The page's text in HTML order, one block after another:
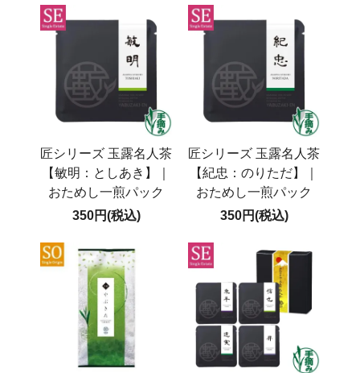
匠シリーズ 玉露名人茶
【敏明：としあき】｜
おためし一煎パック
350円(税込)
匠シリーズ 玉露名人茶
【紀忠：のりただ】｜
おためし一煎パック
350円(税込)